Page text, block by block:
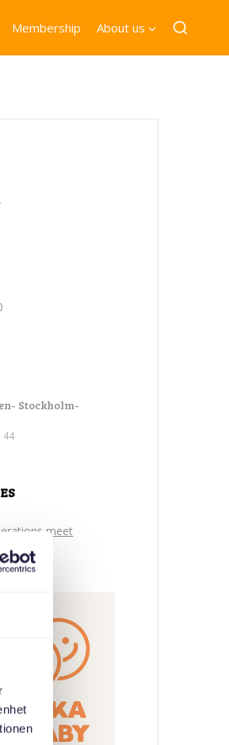
Membership About us
Stockholm-
44
meet